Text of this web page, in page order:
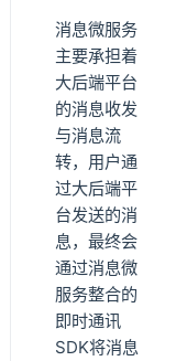
消息微服务
主要承担着
大后端平台
的消息收发
与消息流
转，用户通
过大后端平
台发送的消
息，最终会
通过消息微
服务整合的
即时通讯
SDK将消息